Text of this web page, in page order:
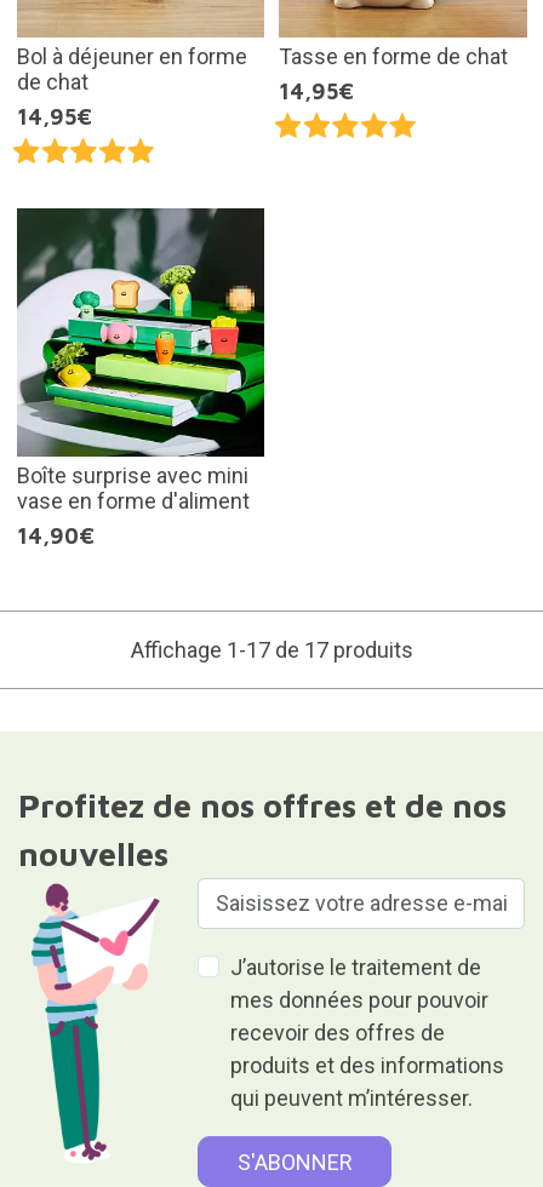
Bol à déjeuner en forme
de chat
14,95€
Tasse en forme de chat
14,95€
Boîte surprise avec mini
vase en forme d'aliment
14,90€
Affichage 1-17 de 17 produits
Profitez de nos offres et de nos
nouvelles
J’autorise le traitement de
mes données pour pouvoir
recevoir des offres de
produits et des informations
qui peuvent m’intéresser.